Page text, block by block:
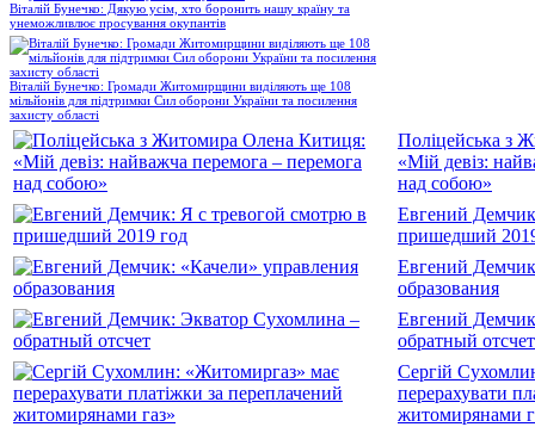
Віталій Бунечко: Дякую усім, хто боронить нашу країну та
унеможливлює просування окупантів
Віталій Бунечко: Громади Житомирщини виділяють ще 108
мільйонів для підтримки Сил оборони України та посилення
захисту області
Поліцейська з
«Мій девіз:
над собою»
Евгений
пришедший
Евгений
образования
Евгений
обратный отсчет
Сергій
перерахувати
житомирянами